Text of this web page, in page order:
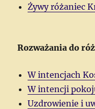
Żywy różaniec
Rozważania do
W intencjach
W intencji
Uzdrowienie i